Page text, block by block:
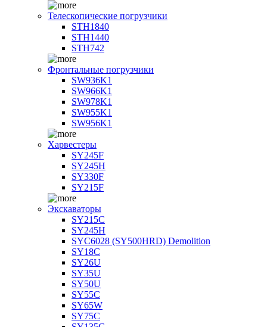
Телескопические погрузчики
STH1840
STH1440
STH742
Фронтальные погрузчики
SW936K1
SW966K1
SW978K1
SW955K1
SW956K1
Харвестеры
SY245F
SY245H
SY330F
SY215F
Экскаваторы
SY215C
SY245H
SYC6028 (SY500HRD) Demolition
SY18C
SY26U
SY35U
SY50U
SY55C
SY65W
SY75C